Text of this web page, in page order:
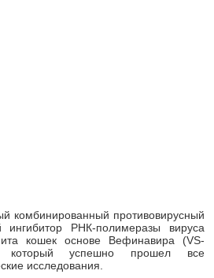
комбинированный противовирусный
ингибитор РНК-полимеразы вируса
кошек основе Вефинавира (VS-
успешно прошел все
исследования.